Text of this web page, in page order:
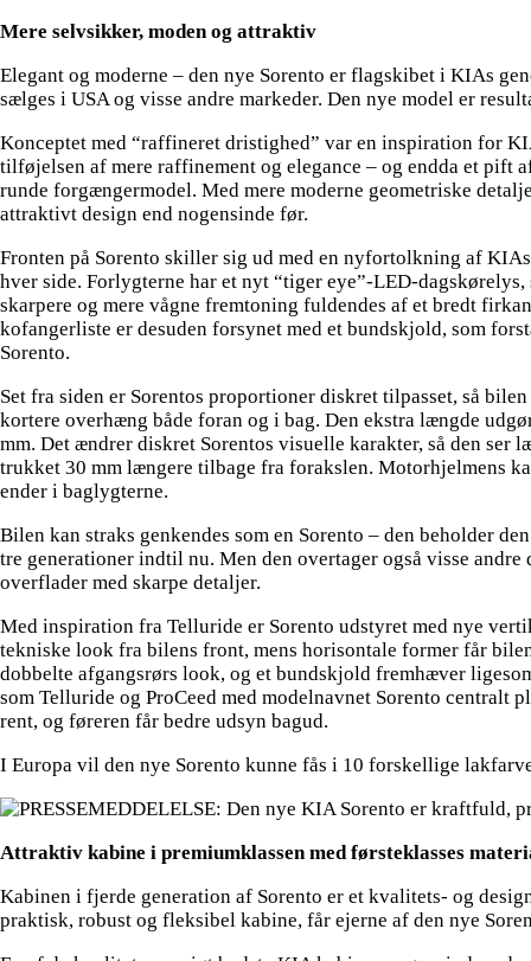
Mere selvsikker, moden og attraktiv
Elegant og moderne – den nye Sorento er flagskibet i KIAs
sælges i USA og visse andre markeder. Den nye model er
Konceptet med “raffineret dristighed” var en inspiration for
tilføjelsen af mere raffinement og elegance – og endda et pift
runde forgængermodel. Med mere moderne geometriske
attraktivt design end nogensinde før.
Fronten på Sorento skiller sig ud med en nyfortolkning af
hver side. Forlygterne har et nyt “tiger eye”-LED-
skarpere og mere vågne fremtoning fuldendes af et bredt
kofangerliste er desuden forsynet med et bundskjold, som
Sorento.
Set fra siden er Sorentos proportioner diskret tilpasset, så
kortere overhæng både foran og i bag. Den ekstra længde
mm. Det ændrer diskret Sorentos visuelle karakter, så den ser
trukket 30 mm længere tilbage fra forakslen. Motorhjelmens
ender i baglygterne.
Bilen kan straks genkendes som en Sorento – den beholder
tre generationer indtil nu. Men den overtager også visse
overflader med skarpe detaljer.
Med inspiration fra Telluride er Sorento udstyret med nye
tekniske look fra bilens front, mens horisontale former får
dobbelte afgangsrørs look, og et bundskjold fremhæver
som Telluride og ProCeed med modelnavnet Sorento
rent, og føreren får bedre udsyn bagud.
I Europa vil den nye Sorento kunne fås i 10 forskellige
Attraktiv kabine i premiumklassen med førsteklasses
Kabinen i fjerde generation af Sorento er et kvalitets- og
praktisk, robust og fleksibel kabine, får ejerne af den nye